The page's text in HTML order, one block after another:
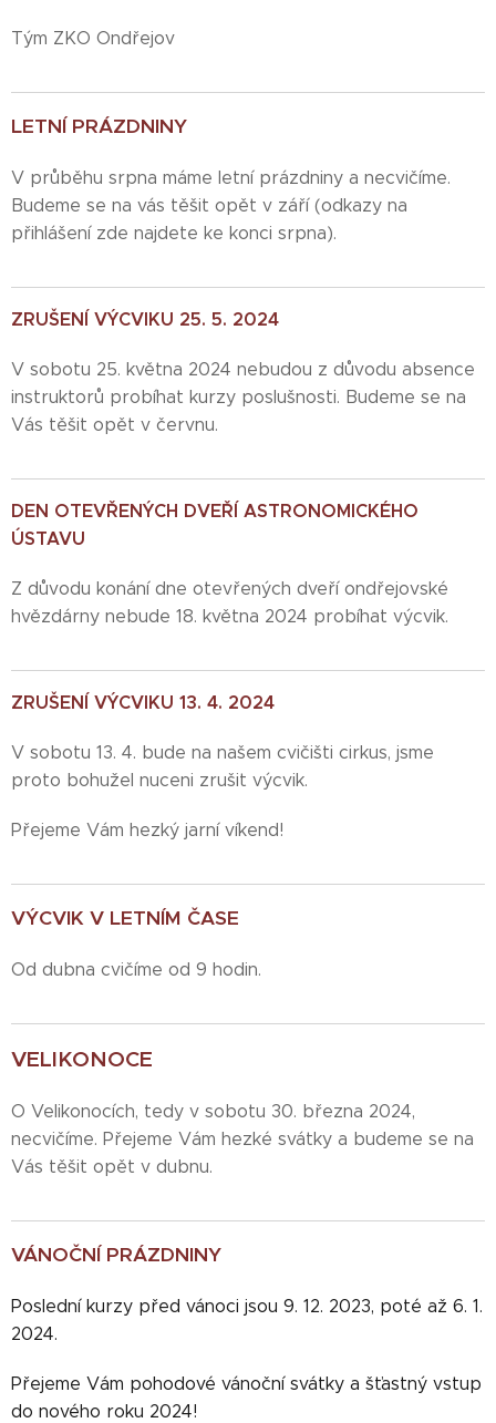
Tým ZKO Ondřejov
LETNÍ PRÁZDNINY
V průběhu srpna máme letní prázdniny a necvičíme.
Budeme se na vás těšit opět v září (odkazy na
přihlášení zde najdete ke konci srpna).
ZRUŠENÍ VÝCVIKU 25. 5. 2024
V sobotu 25. května 2024 nebudou z důvodu absence
instruktorů probíhat kurzy poslušnosti. Budeme se na
Vás těšit opět v červnu.
DEN OTEVŘENÝCH DVEŘÍ ASTRONOMICKÉHO
ÚSTAVU
Z důvodu konání dne otevřených dveří ondřejovské
hvězdárny nebude 18. května 2024 probíhat výcvik.
ZRUŠENÍ VÝCVIKU 13. 4. 2024
V sobotu 13. 4. bude na našem cvičišti cirkus, jsme
proto bohužel nuceni zrušit výcvik.
Přejeme Vám hezký jarní víkend!
VÝCVIK V LETNÍM ČASE
Od dubna cvičíme od 9 hodin.
VELIKONOCE
O Velikonocích, tedy v sobotu 30. března 2024,
necvičíme. Přejeme Vám hezké svátky a budeme se na
Vás těšit opět v dubnu.
VÁNOČNÍ PRÁZDNINY
Poslední kurzy před vánoci jsou 9. 12. 2023, poté až 6. 1.
2024.
Přejeme Vám pohodové vánoční svátky a šťastný vstup
do nového roku 2024!